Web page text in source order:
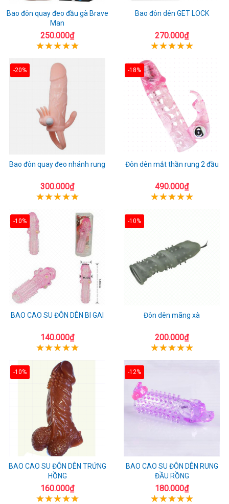
Bao đôn quay đeo đầu gà Brave
Man
250.000₫
Bao đôn dên GET LOCK
270.000₫
-20%
Bao đôn quay đeo nhánh rung
300.000₫
-18%
Đôn dên mắt thần rung 2 đầu
490.000₫
-10%
BAO CAO SU ĐÔN DÊN BI GAI
140.000₫
-10%
Đôn dên mãng xà
200.000₫
-10%
BAO CAO SU ĐÔN DÊN TRỨNG
HỒNG
160.000₫
-12%
BAO CAO SU ĐÔN DÊN RUNG
ĐẦU RỒNG
180.000₫